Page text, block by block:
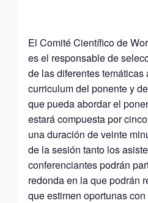
El Comité Científico de
es el responsable de
de las diferentes temáticas
curriculum del ponente y
que pueda abordar el
estará compuesta por
una duración de veinte
de la sesión tanto los
conferenciantes podrán
redonda en la que podrán
que estimen oportunas